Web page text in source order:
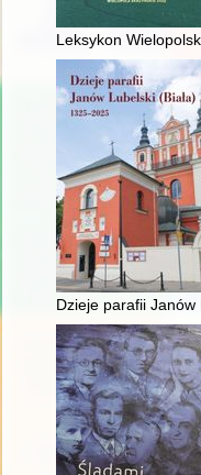
Leksykon
Dzieje parafii Janów